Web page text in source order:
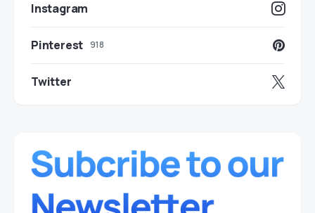
Instagram
Pinterest 918
Twitter